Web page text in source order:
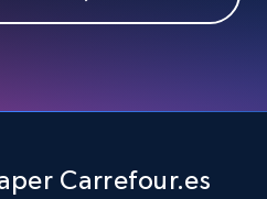
Carrefour.es